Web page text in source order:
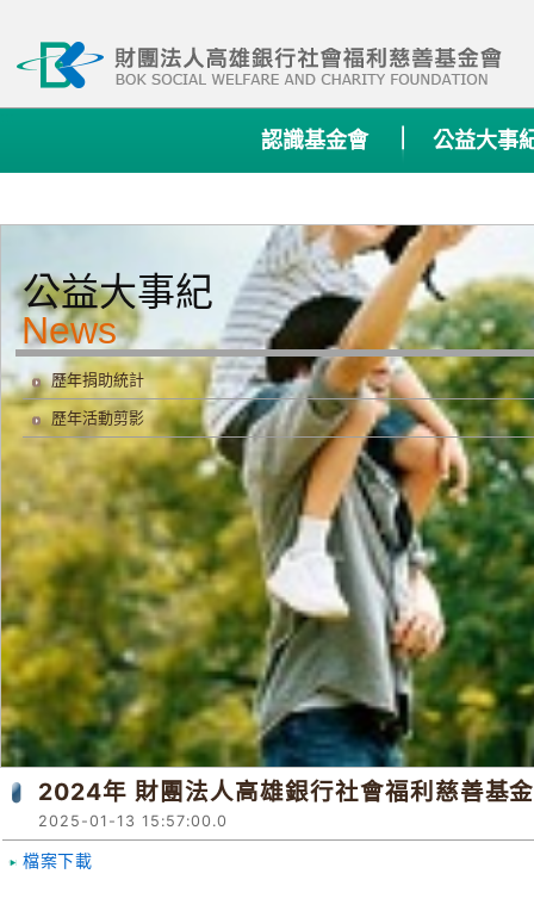
認識基金會 公益大事
公益大事紀
歷年捐助統計
歷年活動剪影
2024年 財團法人高雄銀行社會福利慈善基
2025-01-13 15:57:00.0
檔案下載